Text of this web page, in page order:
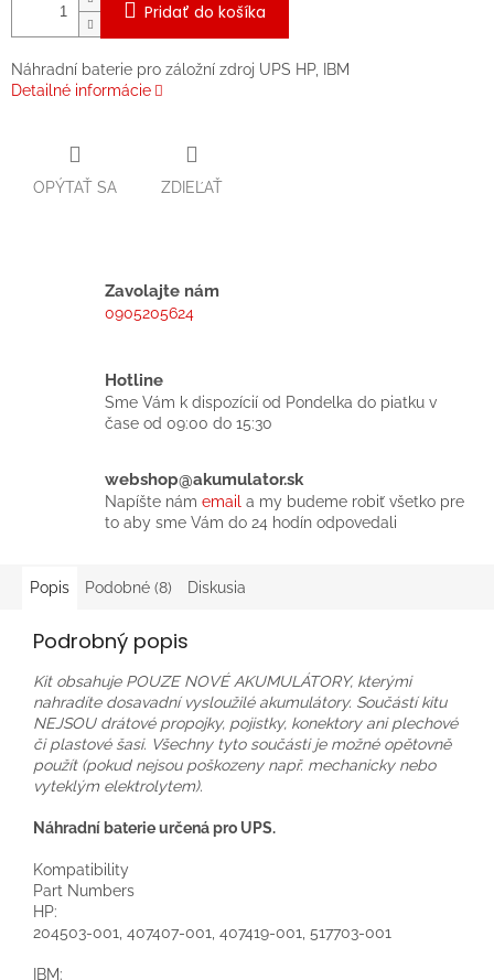
Pridať do košíka
Náhradní baterie pro záložní zdroj UPS HP, IBM
Detailné informácie
OPÝTAŤ SA ZDIEĽAŤ
Zavolajte nám
0905205624
Hotline
Sme Vám k dispozícií od Pondelka do piatku v
čase od 09:00 do 15:30
webshop@akumulator.sk
Napíšte nám email a my budeme robiť všetko pre
to aby sme Vám do 24 hodín odpovedali
Popis Podobné (8) Diskusia
Podrobný popis
Kit obsahuje POUZE NOVÉ AKUMULÁTORY, kterými
nahradíte dosavadní vysloužilé akumulátory. Součástí kitu
NEJSOU drátové propojky, pojistky, konektory ani plechové
či plastové šasi. Všechny tyto součásti je možné opětovně
použít (pokud nejsou poškozeny např. mechanicky nebo
vyteklým elektrolytem).
Náhradní baterie určená pro UPS.
Kompatibility
Part Numbers
HP:
204503-001, 407407-001, 407419-001, 517703-001
IBM: